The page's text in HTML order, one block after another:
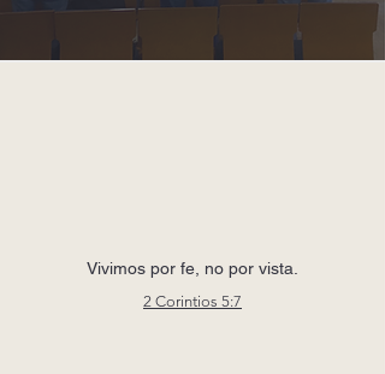
Vivimos por fe, no por vista.
2 Corintios 5:7